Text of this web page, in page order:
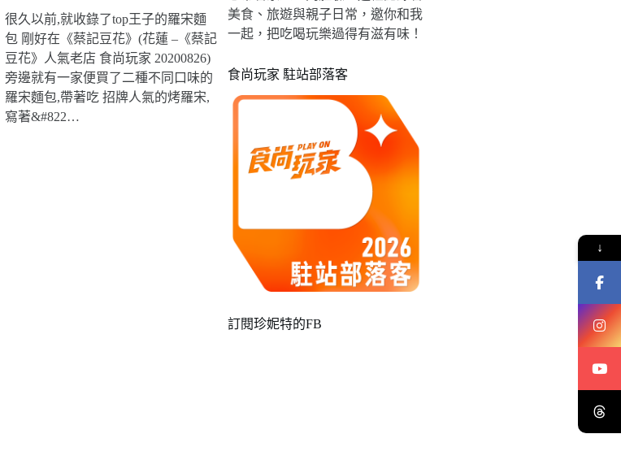
很久以前,就收錄了top王子的羅宋麵
包 剛好在《蔡記豆花》(花蓮 –《蔡記
豆花》人氣老店 食尚玩家 20200826)
旁邊就有一家便買了二種不同口味的
羅宋麵包,帶著吃 招牌人氣的烤羅宋,
寫著&#822…
美食、旅遊與親子日常，邀你和我
一起，把吃喝玩樂過得有滋有味！
食尚玩家 駐站部落客
訂閱珍妮特的FB
↓